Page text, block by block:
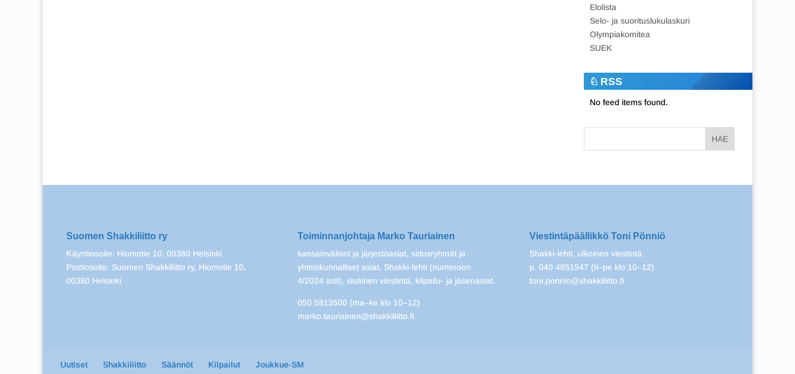
Elolista
Selo- ja suorituslukulaskuri
Olympiakomitea
SUEK
RSS
No feed items found.
Suomen Shakkiliitto ry
Käyntiosoite: Hiomotie 10, 00380 Helsinki
Postiosoite: Suomen Shakkiliitto ry, Hiomotie 10,
00380 Helsinki
Toiminnanjohtaja Marko Tauriainen
kansainväliset ja järjestöasiat, sidosryhmät ja
yhteiskunnalliset asiat, Shakki-lehti (numeroon
4/2024 asti), sisäinen viestintä, kilpailu- ja jäsenasiat.
050 5813500 (ma–ke klo 10–12)
marko.tauriainen@shakkiliitto.fi
Viestintäpäällikkö Toni Pönniö
Shakki-lehti, ulkoinen viestintä.
p. 040 4851547 (ti–pe klo 10–12)
toni.ponnio@shakkiliitto.fi
Uutiset Shakkiliitto Säännöt Kilpailut Joukkue-SM